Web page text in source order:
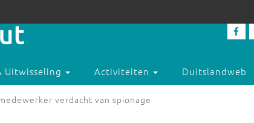
Uitwisseling Activiteiten Duitslandweb
verdacht van spionage